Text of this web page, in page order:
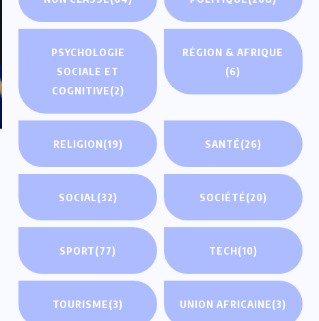
PSYCHOLOGIE
SOCIALE ET
COGNITIVE(2)
RÉGION & AFRIQUE
(6)
RELIGION(19) SANTÉ(26)
SOCIAL(32) SOCIÉTÉ(20)
SPORT(77) TECH(10)
TOURISME(3) UNION AFRICAINE(3)